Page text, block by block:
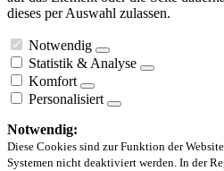
dieses per Auswahl zulassen.
Notwendig
Statistik & Analyse
Komfort
Personalisiert
Notwendig:
Diese Cookies sind zur Funktion der
Systemen nicht deaktiviert werden. In der